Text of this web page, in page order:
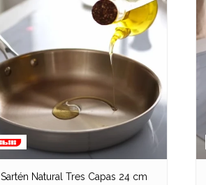
Sartén Natural Tres Capas 24 cm